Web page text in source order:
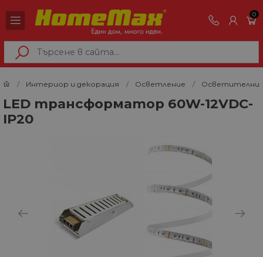
0
Интериор и декорация Осветление Осветителни
LED трансформатор 60W-12VDC-
IP20